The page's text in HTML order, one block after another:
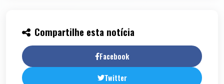
Compartilhe esta notícia
Facebook
Twitter